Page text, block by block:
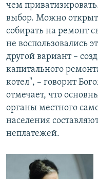
чем
выбор. Можно
собирать на ремонт
не воспользовались
другой вариант –
капитального
котел", – говорит
отмечает, что
органы местного
населения
неплатежей.